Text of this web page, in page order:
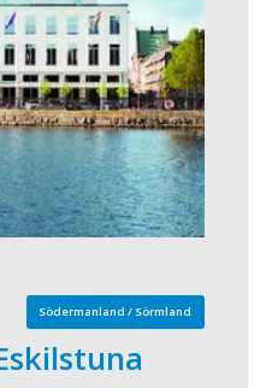
Södermanland / Sörmland